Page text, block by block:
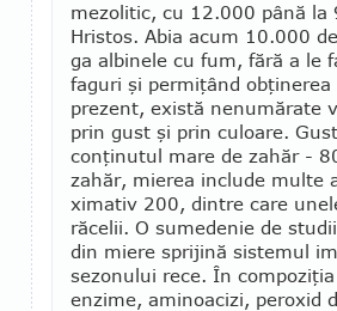
mezolitic, cu 12.000 până
Hristos. Abia acum 10.000
ga albinele cu fum, fără a le
faguri şi permiţând
pre­zent, există nenu­mărate
prin gust şi prin culoare.
con­ţinutul mare de zahăr -
zahăr, mie­rea include
ximativ 200, dintre care
răcelii. O sumedenie de
din miere sprijină sistemul
sezonului rece. În
enzime, aminoacizi, peroxid